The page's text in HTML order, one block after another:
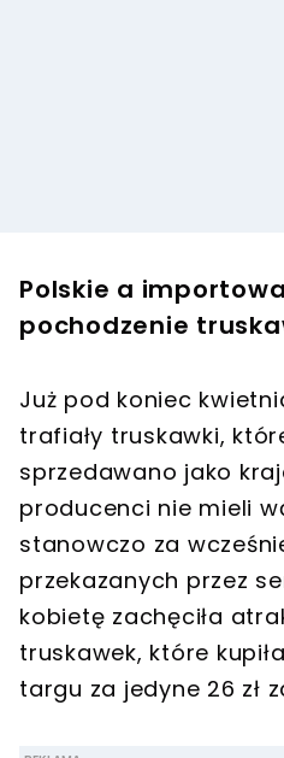
Polskie a
pochodzenie
Już pod koniec
trafiały truskawki,
sprzedawano jako
producenci nie mieli
stanowczo za
przekazanych przez
kobietę zachęciła
truskawek, które
targu za jedyne 26 zł